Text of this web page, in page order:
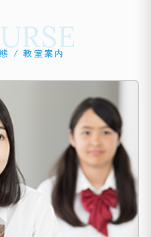
/ 教室案内